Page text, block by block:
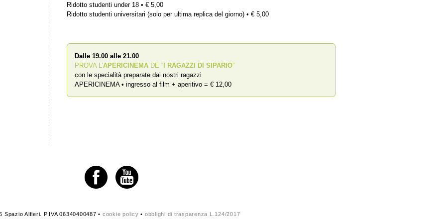
Ridotto studenti under 18 • € 5,00
Ridotto studenti universitari (solo per ultima replica del giorno) • € 5,00
Dalle 19.00 alle 21.00
PROVA L’APERICINEMA DE “ I RAGAZZI DI SIPARIO”
con le specialità preparate dai nostri ragazzi
APERICINEMA • ingresso al film + aperitivo = € 12,00
Spazio Alfieri. P.IVA 06340400487 • cookie policy • obblighi di trasparenza L.124/2017